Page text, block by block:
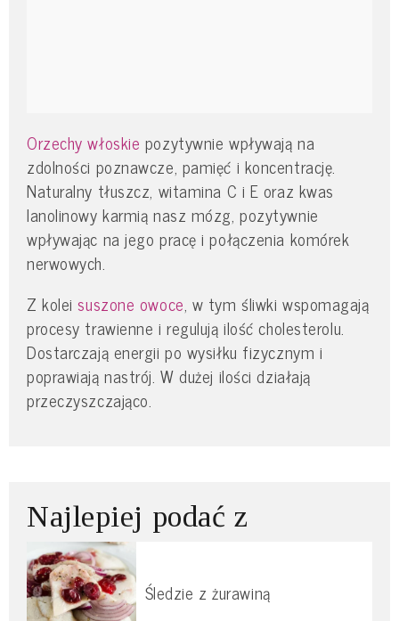
Orzechy włoskie pozytywnie wpływają na
zdolności poznawcze, pamięć i koncentrację.
Naturalny tłuszcz, witamina C i E oraz kwas
lanolinowy karmią nasz mózg, pozytywnie
wpływając na jego pracę i połączenia komórek
nerwowych.
Z koleisuszone owoce, w tym śliwki wspomagają
procesy trawienne i regulują ilość cholesterolu.
Dostarczają energii po wysiłku fizycznym i
poprawiają nastrój. W dużej ilości działają
przeczyszczająco.
Najlepiej podać z
Śledzie z żurawiną